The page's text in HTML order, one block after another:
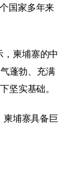
国家多年来
柬埔寨的中
蓬勃、充满
坚实基础。
柬埔寨具备巨